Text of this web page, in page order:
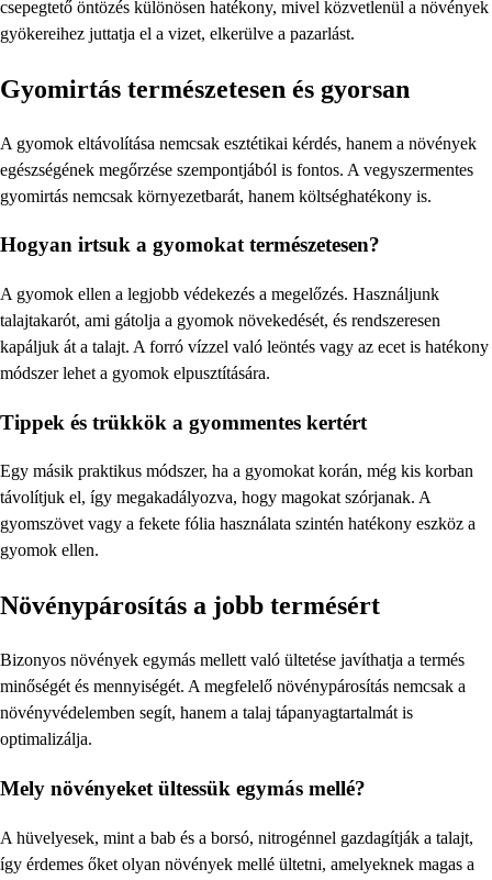
csepegtető öntözés különösen hatékony, mivel közvetlenül a növények
gyökereihez juttatja el a vizet, elkerülve a pazarlást.
Gyomirtás természetesen és gyorsan
A gyomok eltávolítása nemcsak esztétikai kérdés, hanem a növények
egészségének megőrzése szempontjából is fontos. A vegyszermentes
gyomirtás nemcsak környezetbarát, hanem költséghatékony is.
Hogyan irtsuk a gyomokat természetesen?
A gyomok ellen a legjobb védekezés a megelőzés. Használjunk
talajtakarót, ami gátolja a gyomok növekedését, és rendszeresen
kapáljuk át a talajt. A forró vízzel való leöntés vagy az ecet is hatékony
módszer lehet a gyomok elpusztítására.
Tippek és trükkök a gyommentes kertért
Egy másik praktikus módszer, ha a gyomokat korán, még kis korban
távolítjuk el, így megakadályozva, hogy magokat szórjanak. A
gyomszövet vagy a fekete fólia használata szintén hatékony eszköz a
gyomok ellen.
Növénypárosítás a jobb termésért
Bizonyos növények egymás mellett való ültetése javíthatja a termés
minőségét és mennyiségét. A megfelelő növénypárosítás nemcsak a
növényvédelemben segít, hanem a talaj tápanyagtartalmát is
optimalizálja.
Mely növényeket ültessük egymás mellé?
A hüvelyesek, mint a bab és a borsó, nitrogénnel gazdagítják a talajt,
így érdemes őket olyan növények mellé ültetni, amelyeknek magas a